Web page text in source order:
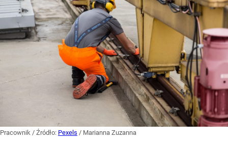
Pracownik / Źródło: Pexels / Marianna Zuzanna